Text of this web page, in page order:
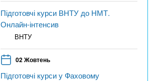
Підготовчі курси ВНТУ до НМТ.
Онлайн-інтенсив
ВНТУ
02 Жовтень
Підготовчі курси у Фаховому